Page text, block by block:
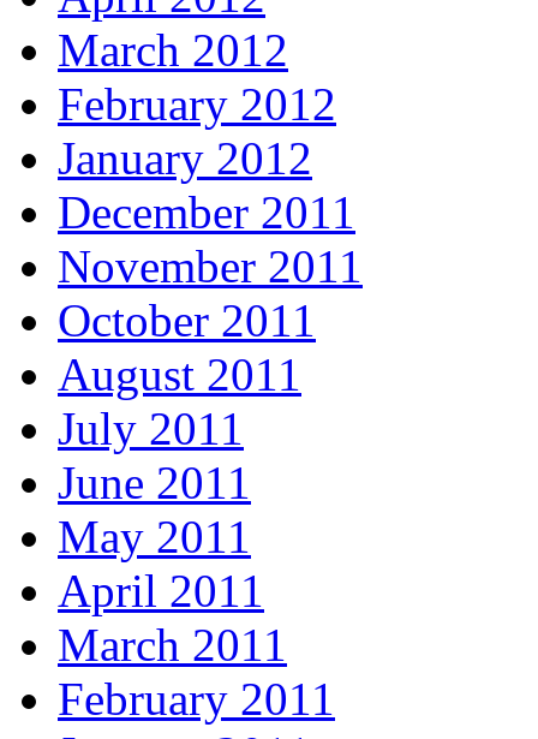
March 2012
February 2012
January 2012
December 2011
November 2011
October 2011
August 2011
July 2011
June 2011
May 2011
April 2011
March 2011
February 2011